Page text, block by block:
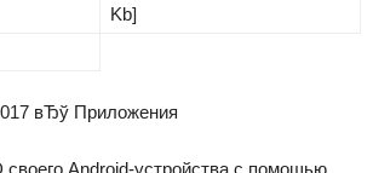
Kb]
вЂў Приложения
своего Android-устройства с помощью